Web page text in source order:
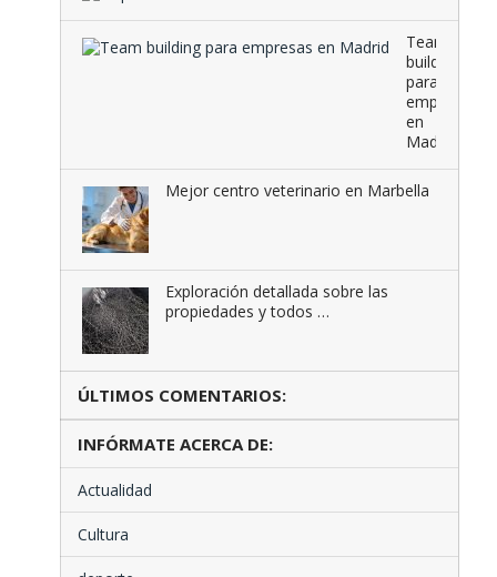
Team
building
para
empresas
en
Madrid
Mejor centro veterinario en Marbella
Exploración detallada sobre las
propiedades y todos …
ÚLTIMOS COMENTARIOS:
INFÓRMATE ACERCA DE:
Actualidad
Cultura